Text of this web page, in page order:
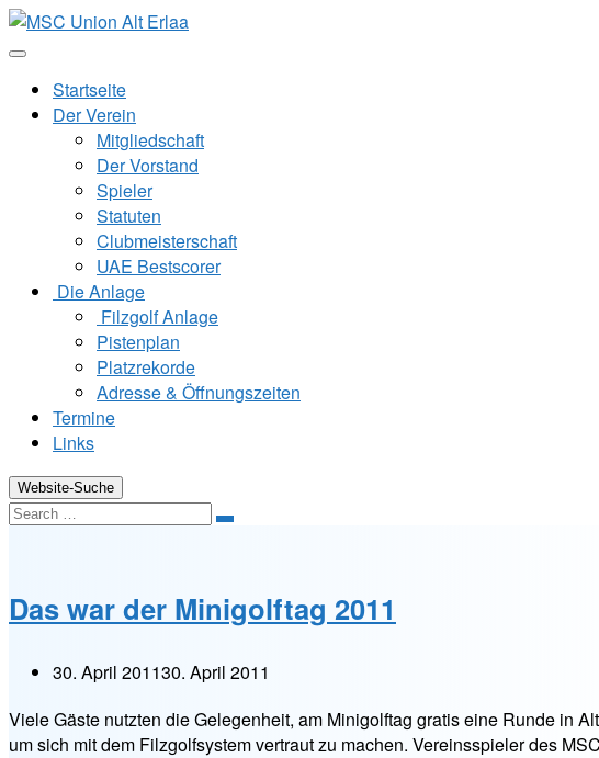
Zum
Inhalt
Startseite
Der Verein
Mitgliedschaft
Der Vorstand
Spieler
Statuten
Clubmeisterschaft
UAE Bestscorer
Die Anlage
Filzgolf Anlage
Pistenplan
Platzrekorde
Adresse & Öffnungszeiten
Termine
Links
Website-Suche
Search
Das war der Minigolftag 2011
30. April 201130. April 2011
Viele Gäste nutzten die Gelegenheit, am Minigolftag gratis eine Runde in
um sich mit dem Filzgolfsystem vertraut zu machen. Vereinsspieler des